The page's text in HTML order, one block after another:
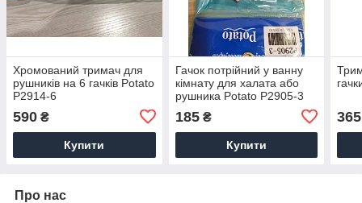
Хромований тримач для
рушників на 6 гачків Potato
P2914-6
590 ₴
Купити
Гачок потрійний у ванну
кімнату для халата або
рушника Potato P2905-3
185₴
Купити
365
Про нас